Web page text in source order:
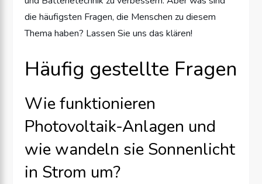
die häufigsten Fragen, die Menschen zu diesem
Thema haben? Lassen Sie uns das klären!
Häufig gestellte Fragen
Wie funktionieren
Photovoltaik-Anlagen und
wie wandeln sie Sonnenlicht
in Strom um?